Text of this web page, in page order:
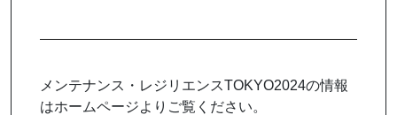
メンテナンス・レジリエンスTOKYO2024の情報
はホームページよりご覧ください。